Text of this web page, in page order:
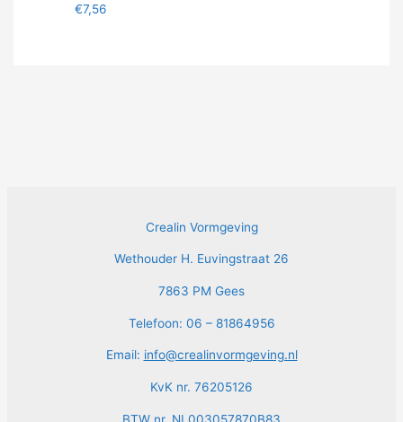
€7,56
Crealin Vormgeving
Wethouder H. Euvingstraat 26
7863 PM Gees
Telefoon: 06 – 81864956
Email: info@crealinvormgeving.nl
KvK nr. 76205126
BTW nr. NL003057870B83